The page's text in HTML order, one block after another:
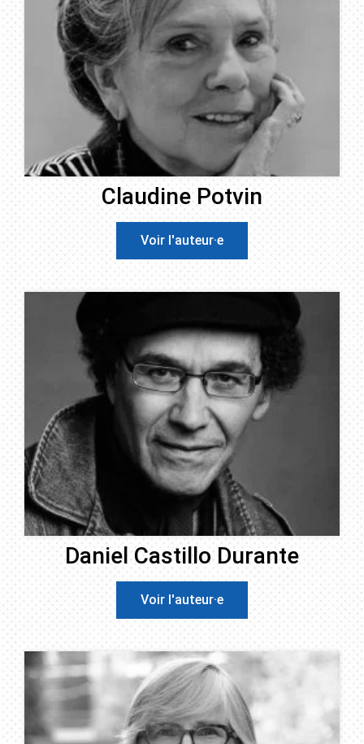
Claudine Potvin
Voir l'auteur·e
Daniel Castillo Durante
Voir l'auteur·e